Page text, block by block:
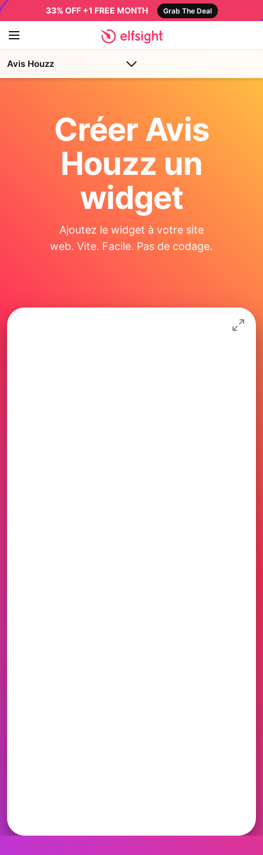
33% OFF +1 FREE MONTH Grab The Deal
Avis Houzz
Créer Avis
Houzz un
widget
Ajoutez le widget à votre site
web. Vite. Facile. Pas de codage.